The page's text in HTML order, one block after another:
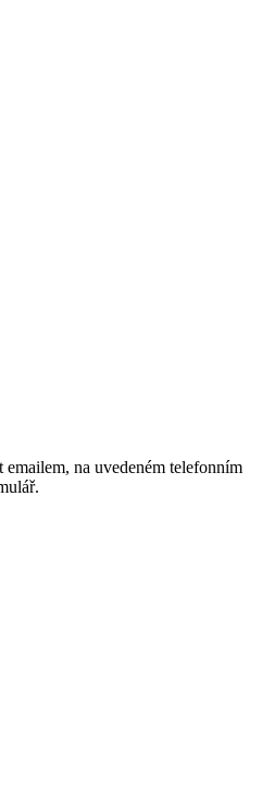
na uvedeném telefonním